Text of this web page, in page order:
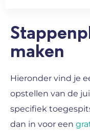
maken
Hieronder vind je
opstellen van de
specifiek
dan in voor een